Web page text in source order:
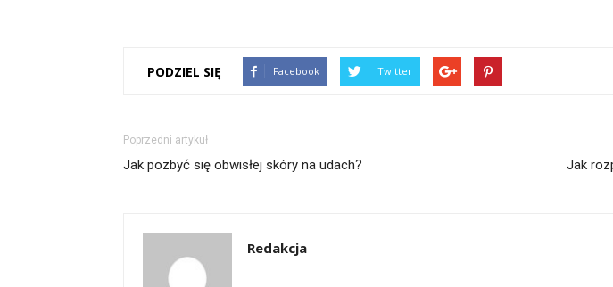
PODZIEL SIĘ Facebook Twitter
Poprzedni artykuł
Jak pozbyć się obwisłej skóry na udach? Jak
Redakcja